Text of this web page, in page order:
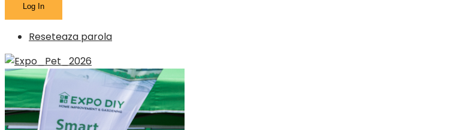
Reseteaza parola